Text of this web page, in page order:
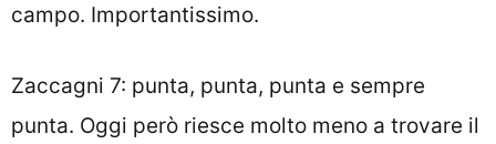
campo. Importantissimo.
Zaccagni 7: punta, punta, punta e sempre
punta. Oggi però riesce molto meno a trovare il